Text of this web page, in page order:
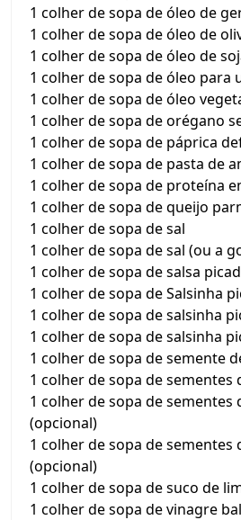
1 colher de sopa de óleo de
1 colher de sopa de óleo de
1 colher de sopa de óleo de
1 colher de sopa de óleo para
1 colher de sopa de óleo
1 colher de sopa de orégano
1 colher de sopa de páprica
1 colher de sopa de pasta de
1 colher de sopa de proteína
1 colher de sopa de queijo
1 colher de sopa de sal
1 colher de sopa de sal (ou a
1 colher de sopa de salsa
1 colher de sopa de Salsinha
1 colher de sopa de salsinha
1 colher de sopa de salsinha
1 colher de sopa de semente
1 colher de sopa de sementes
1 colher de sopa de sementes
(opcional)
1 colher de sopa de sementes
(opcional)
1 colher de sopa de suco de
1 colher de sopa de vinagre